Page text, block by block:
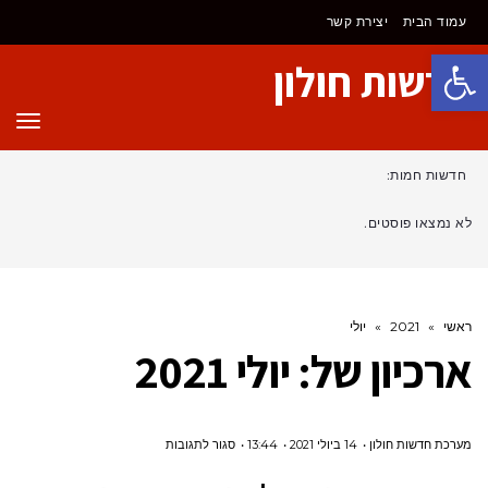
פתח סרגל נגישות
עמוד הבית יצירת קשר
חדשות חולון
חדשות חמות:
לא נמצאו פוסטים.
ראשי »
2021
» יולי
ארכיון של: יולי 2021
מערכת חדשות חולון 14 ביולי 2021 13:44 סגור לתגובותעל